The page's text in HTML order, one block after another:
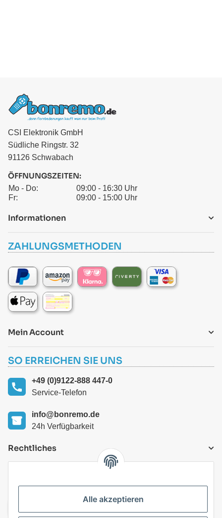
CSI Elektronik GmbH
Südliche Ringstr. 32
91126 Schwabach
ÖFFNUNGSZEITEN:
Mo - Do:
09:00 - 16:30 Uhr
Fr:
09:00 - 15:00 Uhr
Informationen
ZAHLUNGSMETHODEN
Mein Account
SO ERREICHEN SIE UNS
+49 (0)9122-888 447-0
Service-Telefon
info@bonremo.de
24h Verfügbarkeit
Rechtliches
Alle akzeptieren